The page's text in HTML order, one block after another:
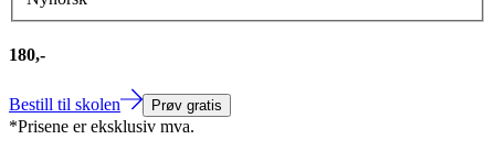
180,-
Bestill til skolen Prøv gratis
*Prisene er eksklusiv mva.